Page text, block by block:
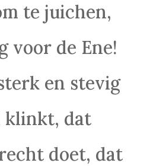
te juichen,
voor de Ene!
en stevig
klinkt, dat
doet, dat